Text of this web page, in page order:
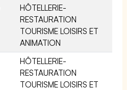
HÔTELLERIE-
RESTAURATION
TOURISME LOISIRS ET
ANIMATION
HÔTELLERIE-
RESTAURATION
TOURISME LOISIRS ET